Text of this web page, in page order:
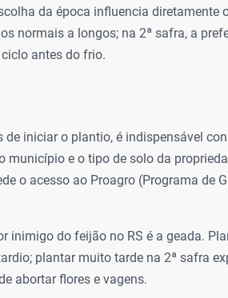
da época influencia diretamente
normais a longos; na 2ª safra, a
ciclo antes do frio.
de iniciar o plantio, é indispensável
município e o tipo de solo da
o acesso ao Proagro (Programa de
inimigo do feijão no RS é a geada.
plantar muito tarde na 2ª safra
abortar flores e vagens.